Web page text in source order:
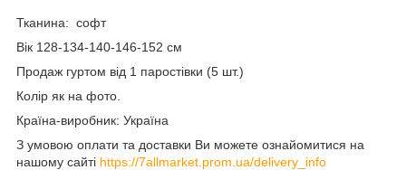
Тканина: софт
Вік 128-134-140-146-152 см
Продаж гуртом від 1 паростівки (5 шт.)
Колір як на фото.
Країна-виробник: Україна
З умовою оплати та доставки Ви можете ознайомитися на
нашому сайті https://7allmarket.prom.ua/delivery_info